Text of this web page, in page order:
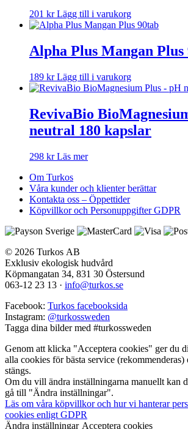
201 kr Lägg till i varukorg
Alpha Plus Mangan Plus
189 kr Lägg till i varukorg
RevivaBio
neutral 180 kapslar
298 kr Läs mer
Om Turkos
Våra kunder och klienter berättar
Kontakta oss – Öppettider
Köpvillkor och Personuppgifter GDPR
© 2026 Turkos AB
Exklusiv ekologisk hudvård
Köpmangatan 34, 831 30 Östersund
063-12 23 13 · info@turkos.se
Facebook: Turkos facebooksida
Instagram: @turkossweden
Tagga dina bilder med #turkossweden
Genom att klicka "Acceptera cookies" ger du
alla cookies för bästa service (rekommenderas)
stängs.
Om du vill ändra inställningarna manuellt kan
gå till "Ändra inställningar".
Läs om våra köpvillkor och hur vi hanterar
cookies enligt GDPR
Ändra inställningar Acceptera cookies